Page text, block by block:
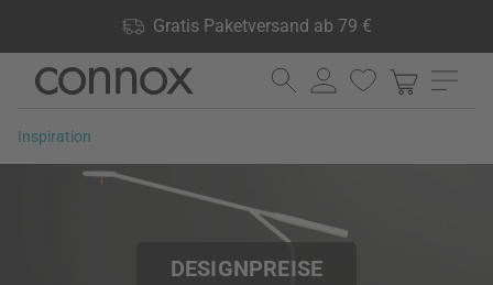
Gratis Paketversand ab 79 €
lagernd, 60 Tage Rückgaberecht
Direkt
Seiteninhalt
Direkt
Suchfeld
Inspiration
DESIGNPREISE